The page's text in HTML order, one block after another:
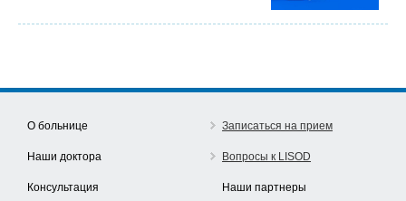
О больнице
Наши доктора
Консультация
Записаться на прием
Вопросы к LISOD
Наши партнеры